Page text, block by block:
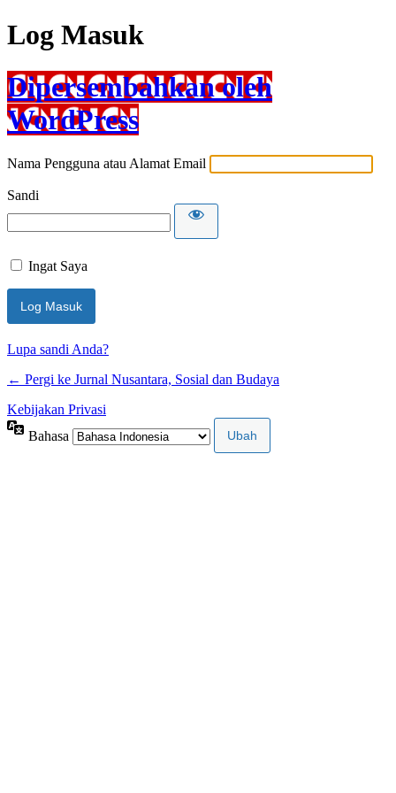
Log Masuk
Dipersembahkan oleh
WordPress
Nama Pengguna atau Alamat Email
Sandi
Ingat Saya
Lupa sandi Anda?
← Pergi ke Jurnal Nusantara, Sosial dan Budaya
Kebijakan Privasi
Bahasa